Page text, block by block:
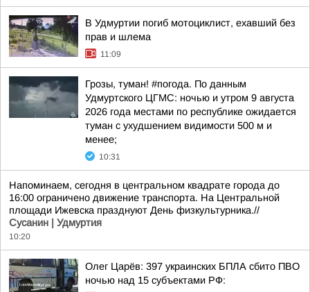
В Удмуртии погиб мотоциклист, ехавший без
прав и шлема
11:09
Грозы, туман! #погода. По данным
Удмуртского ЦГМС: ночью и утром 9 августа
2026 года местами по республике ожидается
туман с ухудшением видимости 500 м и
менее;
10:31
Напоминаем, сегодня в центральном квадрате города до
16:00 ограничено движение транспорта. На Центральной
площади Ижевска празднуют День физкультурника.//
Сусанин | Удмуртия
10:20
Олег Царёв: 397 украинских БПЛА сбито ПВО
ночью над 15 субъектами РФ: